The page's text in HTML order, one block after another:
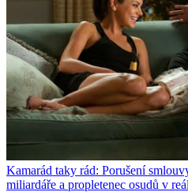
Kamarád taky rád: Porušení
miliardáře a propletenec osudů v